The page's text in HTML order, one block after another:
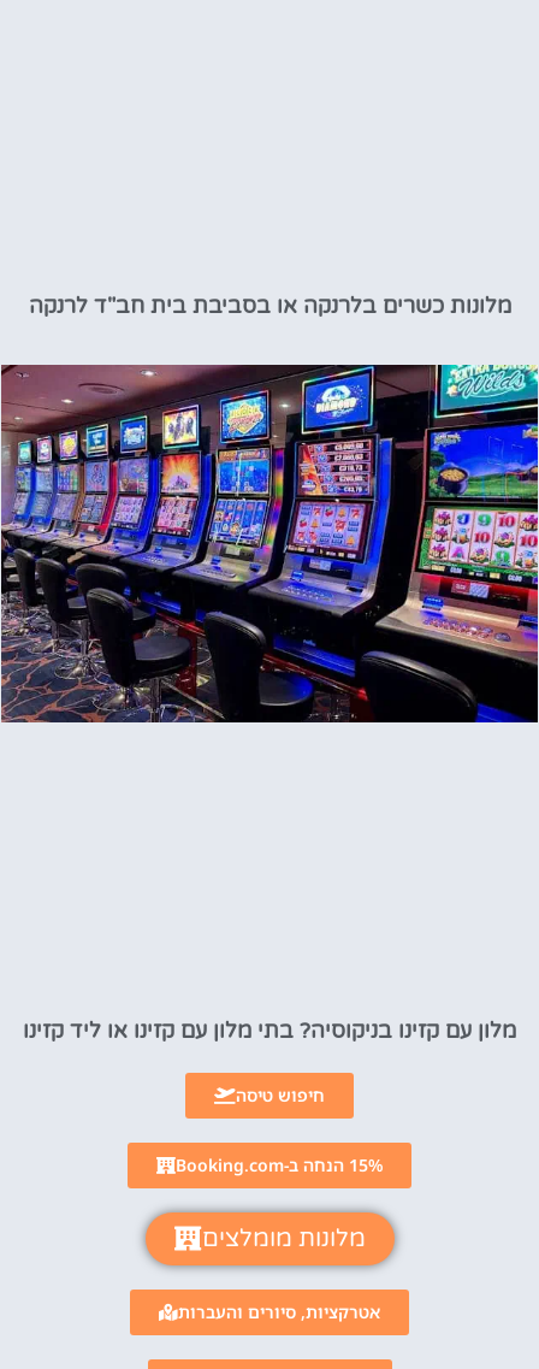
מלונות כשרים בלרנקה או בסביבת בית חב"ד לרנקה
מלון עם קזינו בניקוסיה? בתי מלון עם קזינו או ליד קזינו
חיפוש טיסה
15% הנחה ב-Booking.com
מלונות מומלצים
אטרקציות, סיורים והעברות